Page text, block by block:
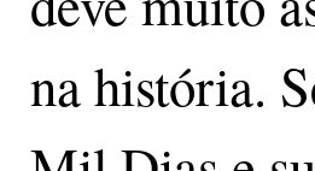
na história.